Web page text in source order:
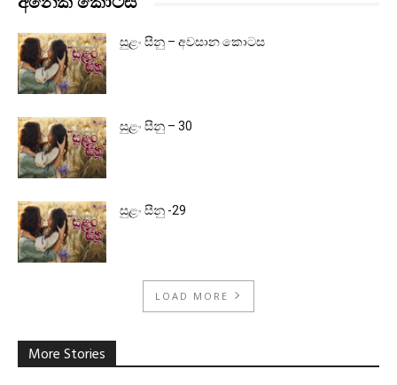
සුළං සීනු – අවසාන කොටස
සුළං සීනු – 30
සුළං සීනු -29
LOAD MORE
More Stories